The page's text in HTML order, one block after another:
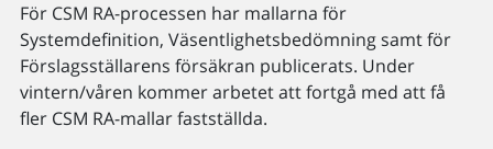
För CSM RA-processen har mallarna för
Systemdefinition, Väsentlighetsbedömning samt för
Förslagsställarens försäkran publicerats. Under
vintern/våren kommer arbetet att fortgå med att få
fler CSM RA-mallar fastställda.